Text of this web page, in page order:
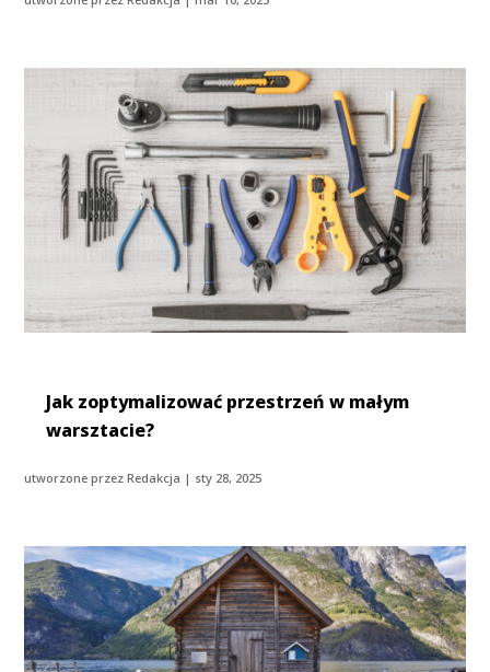
Jak zoptymalizować przestrzeń w małym
warsztacie?
utworzone przezRedakcja | sty 28, 2025